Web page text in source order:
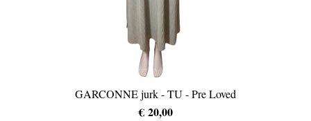
GARCONNE jurk - TU - Pre Loved
€ 20,00